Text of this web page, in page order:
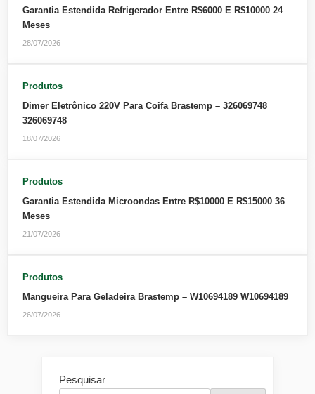
Garantia Estendida Refrigerador Entre R$6000 E R$10000 24
Meses
28/07/2026
Produtos
Dimer Eletrônico 220V Para Coifa Brastemp – 326069748
326069748
18/07/2026
Produtos
Garantia Estendida Microondas Entre R$10000 E R$15000 36
Meses
21/07/2026
Produtos
Mangueira Para Geladeira Brastemp – W10694189 W10694189
26/07/2026
Pesquisar